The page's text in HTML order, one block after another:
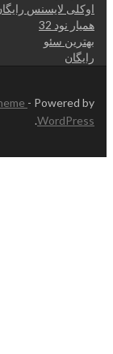
اوکلی لایسنس رایگان
همیار نود 32
بهترین سئو
رایگان
- Powered by
WordPress
.